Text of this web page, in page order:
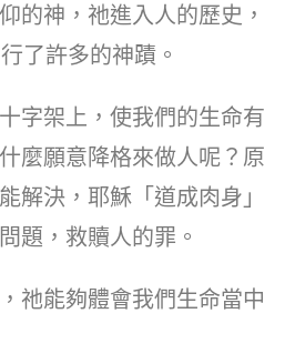
的神，祂進入人的歷史，
了許多的神蹟。
字架上，使我們的生命有
麼願意降格來做人呢？原
解決，耶穌「道成肉身」
題，救贖人的罪。
祂能夠體會我們生命當中